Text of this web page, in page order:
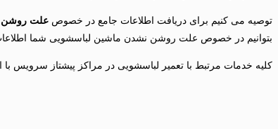
توصیه می کنیم برای دریافت اطلاعات جامع در خصوص علت روشن
بتوانیم در خصوص علت روشن نشدن ماشین لباسشویی شما
کلیه خدمات مرتبط با تعمیر لباسشویی در مراکز پیشتاز سرویس با ارائه گارانتی 6 ماهه و توسط متخصصین